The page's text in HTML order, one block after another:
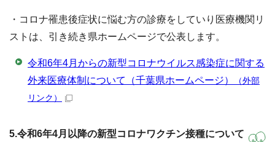
・コロナ罹患後症状に悩む方の診療をしていり医療機関リ
ストは、引き続き県ホームページで公表します。
令和6年4月からの新型コロナウイルス感染症に関する
外来医療体制について（千葉県ホームページ）
（外部
リンク）
5.令和6年4月以降の新型コロナワクチン接種について